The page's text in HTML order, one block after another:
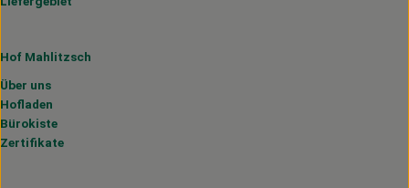
Hof Mahlitzsch
Über uns
Hofladen
Bürokiste
Zertifikate